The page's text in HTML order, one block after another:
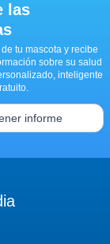
las
tu mascota y recibe
sobre su salud
inteligente
informe